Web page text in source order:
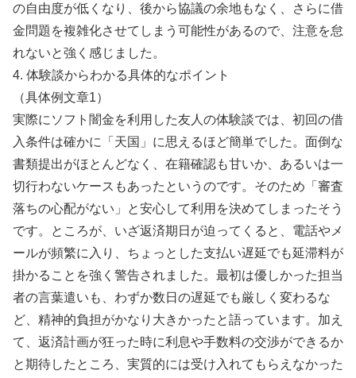
の自由度が低くなり、後から協議の余地もなく、さらに借
金問題を複雑化させてしまう可能性があるので、注意を怠
れないと強く感じました。
4. 体験談からわかる具体的なポイント
（具体例文章1）
実際にソフト闇金を利用した友人の体験談では、初回の借
入条件は確かに「天国」に思えるほど簡単でした。面倒な
書類提出がほとんどなく、在籍確認も甘いか、あるいは一
切行わないケースもあったというのです。そのため「審査
落ちの心配がない」と安心して利用を決めてしまったそう
です。ところが、いざ返済期日が迫ってくると、電話やメ
ールが頻繁に入り、ちょっとした支払い遅延でも延滞料が
掛かることを強く警告されました。最初は優しかった担当
者の言葉遣いも、わずか数日の遅延でも厳しく変わるな
ど、精神的負担がかなり大きかったと語っています。加え
て、返済計画が狂った時に利息や手数料の交渉ができるか
と期待したところ、実質的には受け入れてもらえなかった